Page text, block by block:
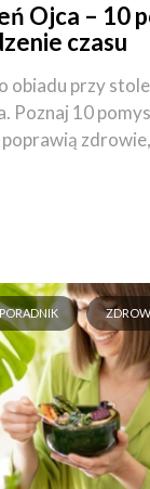
Ojca – 10
czasu
obiadu przy
Poznaj 10
PORADNIK